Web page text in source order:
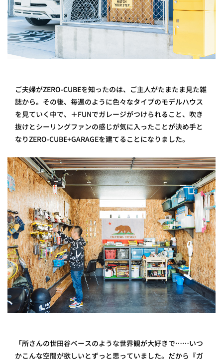
ご夫婦がZERO-CUBEを知ったのは、ご主人がたまたま見た雑
誌から。その後、毎週のように色々なタイプのモデルハウス
を見ていく中で、＋FUNでガレージがつけられること、吹き
抜けとシーリングファンの感じが気に入ったことが決め手と
なりZERO-CUBE+GARAGEを建てることになりました。
「所さんの世田谷ベースのような世界観が大好きで…… いつ
かこんな空間が欲しいとずっと思っていました。だから『ガ